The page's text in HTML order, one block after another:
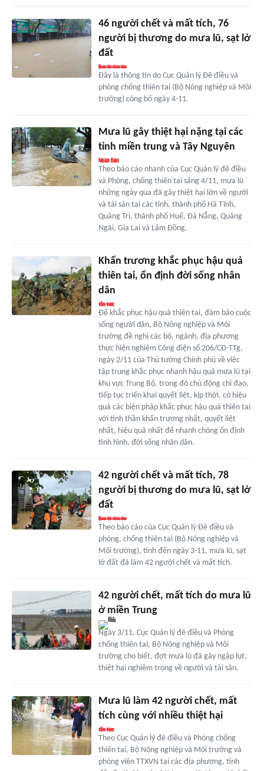
46 người chết và mất tích, 76
người bị thương do mưa lũ, sạt lở
đất
Đây là thông tin do Cục Quản lý Đê điều và
phòng chống thiên tai (Bộ Nông nghiệp và Môi
trường) công bố ngày 4-11.
Mưa lũ gây thiệt hại nặng tại các
tỉnh miền trung và Tây Nguyên
Theo báo cáo nhanh của Cục Quản lý đê điều
và Phòng, chống thiên tai sáng 4/11, mưa lũ
những ngày qua đã gây thiệt hại lớn về người
và tài sản tại các tỉnh, thành phố Hà Tĩnh,
Quảng Trị, thành phố Huế, Đà Nẵng, Quảng
Ngãi, Gia Lai và Lâm Đồng.
Khẩn trương khắc phục hậu quả
thiên tai, ổn định đời sống nhân
dân
Để khắc phục hậu quả thiên tai, đảm bảo cuộc
sống người dân, Bộ Nông nghiệp và Môi
trường đề nghị các bộ, ngành, địa phương
thực hiện nghiêm Công điện số 206/CĐ-TTg,
ngày 2/11 của Thủ tướng Chính phủ về việc
tập trung khắc phục nhanh hậu quả mưa lũ tại
khu vực Trung Bộ, trong đó chủ động chỉ đạo,
tiếp tục triển khai quyết liệt, kịp thời, có hiệu
quả các biện pháp khắc phục hậu quả thiên tai
với tinh thần khẩn trương nhất, quyết liệt
nhất, hiệu quả nhất để nhanh chóng ổn định
tình hình, đời sống nhân dân.
42 người chết và mất tích, 78
người bị thương do mưa lũ, sạt lở
đất
Theo báo cáo của Cục Quản lý Đê điều và
phòng, chống thiên tai (Bộ Nông nghiệp và
Môi trường), tính đến ngày 3-11, mưa lũ, sạt
lở đất đã làm 42 người chết và mất tích.
42 người chết, mất tích do mưa lũ
ở miền Trung
Ngày 3/11, Cục Quản lý đê điều và Phòng
chống thiên tai, Bộ Nông nghiệp và Môi
trường cho biết, đợt mưa lũ đã gây ngập lụt,
thiệt hại nghiêm trọng về người và tài sản.
Mưa lũ làm 42 người chết, mất
tích cùng với nhiều thiệt hại
Theo Cục Quản lý đê điều và Phòng chống
thiên tai, Bộ Nông nghiệp và Môi trường và
phóng viên TTXVN tại các địa phương, tính